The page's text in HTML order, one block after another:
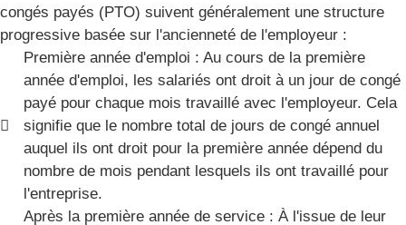
congés payés (PTO) suivent généralement une structure
progressive basée sur l'ancienneté de l'employeur :
Première année d'emploi : Au cours de la première
année d'emploi, les salariés ont droit à un jour de congé
payé pour chaque mois travaillé avec l'employeur. Cela
signifie que le nombre total de jours de congé annuel
auquel ils ont droit pour la première année dépend du
nombre de mois pendant lesquels ils ont travaillé pour
l'entreprise.
Après la première année de service : À l'issue de leur